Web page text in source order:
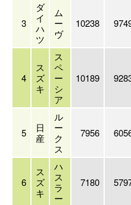
3
ダ
イ
ハ
ツ
ム
ー
ヴ
10238
4
ス
ズ
キ
ス
ペ
ー
シ
ア
10189
5
日
産
ル
ー
ク
ス
7956
6
ス
ズ
キ
ハ
ス
ラ
ー
7180